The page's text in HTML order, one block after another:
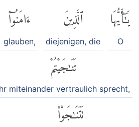
يَٰٓأَيُّهَا
O
ٱلَّذِينَ
diejenigen, die
ءَامَنُوٓا۟
glauben,
تَنَٰجَيْتُمْ
miteinander vertraulich sprecht,
تَتَنَٰجَوْا۟